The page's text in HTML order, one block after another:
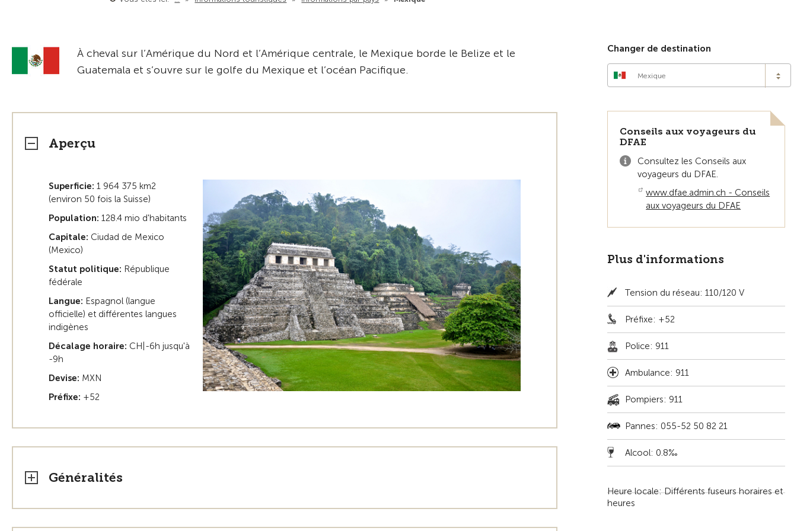
À cheval sur l’Amérique du Nord et l’Amérique centrale, le Mexique borde le Belize et le
Guatemala et s’ouvre sur le golfe du Mexique et l’océan Pacifique.
Aperçu
Superficie: 1 964 375 km2
(environ 50 fois la Suisse)
Population: 128.4 mio d'habitants
Capitale: Ciudad de Mexico
(Mexico)
Statut politique: République
fédérale
Langue: Espagnol (langue
officielle) et différentes langues
indigènes
Décalage horaire: CH|-6h jusqu'à
-9h
Devise: MXN
Préfixe: +52
Généralités
Changer de destination
Mexique
Conseils aux voyageurs du
DFAE
Consultez les Conseils aux
voyageurs du DFAE.
www.dfae.admin.ch - Conseils
aux voyageurs du DFAE
Plus d'informations
Tension du réseau: 110/120 V
Préfixe: +52
Police: 911
Ambulance: 911
Pompiers: 911
Pannes: 055-52 50 82 21
Alcool: 0.8‰
Heure locale: Différents fuseurs horaires et
heures